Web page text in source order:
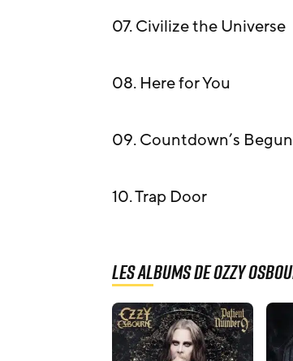
07. Civilize the Universe
08. Here for You
09. Countdown’s Begun
10. Trap Door
Les albums de Ozzy